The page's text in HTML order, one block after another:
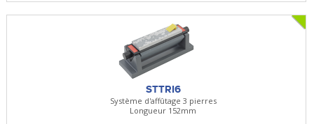
STTRI6
Système d'affûtage 3 pierres
Longueur 152mm